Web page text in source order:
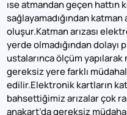
ıse atmandan geçen hattın
sağlayamadığından katman
oluşur.Katman arızası
yerde olmadığından
ustalarınca ölçüm
gereksiz yere farklı
edilir.Elektronik kartların
bahsettiğimiz arızalar çok
anakart’da gereksiz